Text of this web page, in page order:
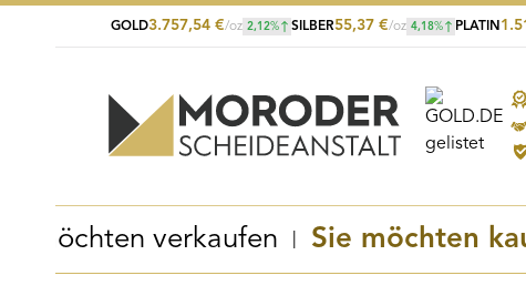
Zum Hauptinhalt springen
Zur Suche springen
Zur Hauptnavigation springen
GOLD3.757,54 €/oz 2,12% SILBER55,37 €/oz 4,18% PLATIN
möchten verkaufen Sie möchten